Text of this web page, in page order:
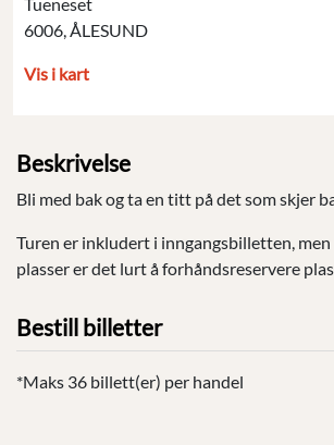
6006, ÅLESUND
Vis i kart
Beskrivelse
Bli med bak og ta en titt på det som skjer
Turen er inkludert i inngangsbilletten, men
plasser er det lurt å forhåndsreservere
Bestill billetter
*Maks 36 billett(er) per handel